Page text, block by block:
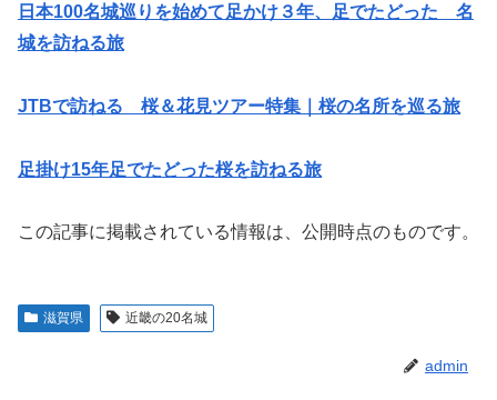
日本100名城巡りを始めて足かけ３年、足でたどった 名
城を訪ねる旅
JTBで訪ねる 桜＆花見ツアー特集｜桜の名所を巡る旅
足掛け15年足でたどった桜を訪ねる旅
この記事に掲載されている情報は、公開時点のものです。
滋賀県 近畿の20名城
admin